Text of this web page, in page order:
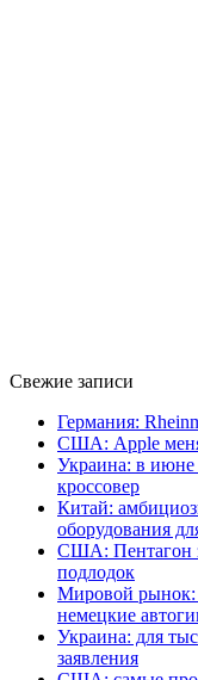
Свежие записи
Германия:
США: Apple
Украина: в июне
кроссовер
Китай:
оборудования
США: Пентагон
подлодок
Мировой рынок:
немецкие
Украина: для
заявления